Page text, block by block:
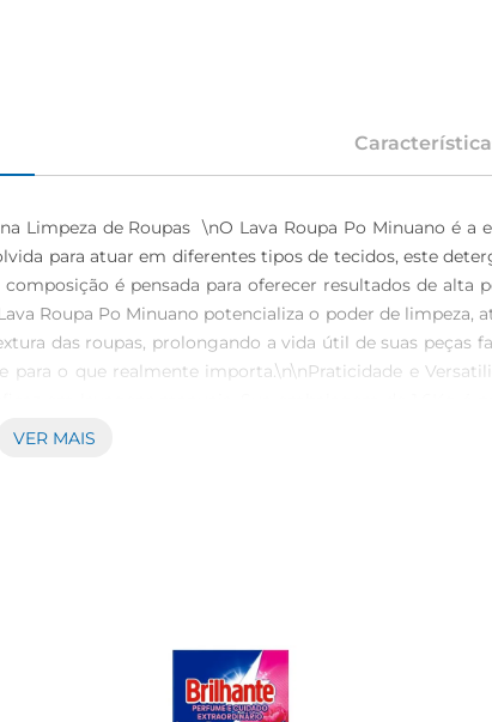
Limpeza de Roupas  \nO Lava Roupa Po Minuano é a
para atuar em diferentes tipos de tecidos, este
é pensada para oferecer resultados de alta
Roupa Po Minuano potencializa o poder de limpeza,
das roupas, prolongando a vida útil de suas peças
o que realmente importa.\n\nPraticidade e
Com o Lava Roupa Po Minuano, você pode lavar suas
VER MAIS